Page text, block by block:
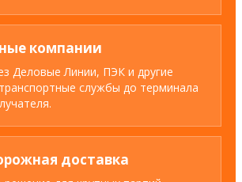
компании
Деловые Линии, ПЭК и другие
службы до терминала
доставка